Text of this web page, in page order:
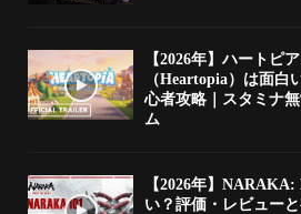
【2026年】ハートピ
（Heartopia）は面白
心者攻略｜スタミナ
ム
【2026年】
い？評価・レビュー